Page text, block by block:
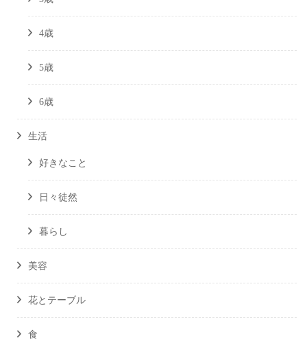
4歳
5歳
6歳
生活
好きなこと
日々徒然
暮らし
美容
花とテーブル
食